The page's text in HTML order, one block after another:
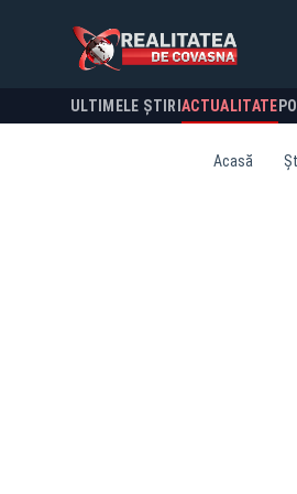
ULTIMELE ȘTIRI ACTUALITATE
Acasă